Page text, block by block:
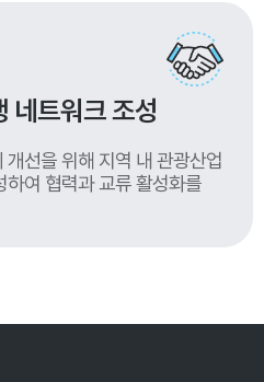
네트워크 조성
선을 위해 지역 내 관광산업
여 협력과 교류 활성화를